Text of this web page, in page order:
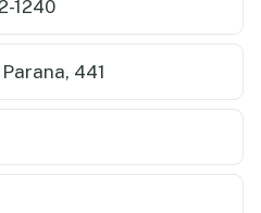
1240
441